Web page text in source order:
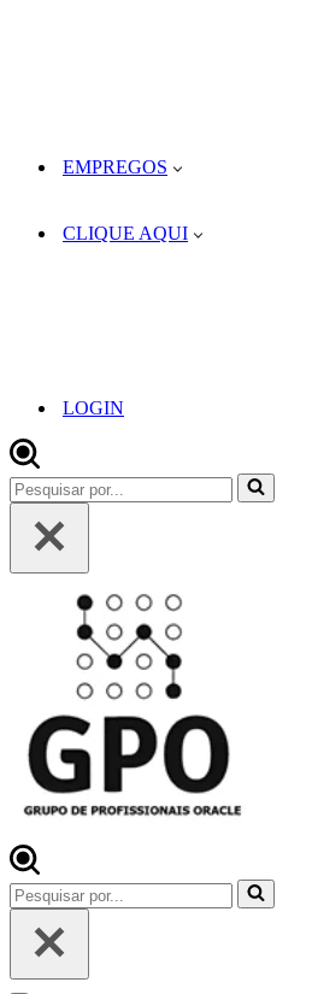
EMPREGOS
CLIQUE AQUI
LOGIN
Pesquisar
por...
Pesquisar
por...